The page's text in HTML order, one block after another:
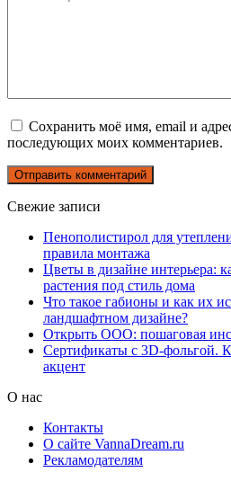
Сохранить моё имя, email и
последующих моих комментариев.
Свежие записи
Пенополистирол для
правила монтажа
Цветы в дизайне интерьера:
растения под стиль дома
Что такое габионы и как их
ландшафтном дизайне?
Открыть ООО: пошаговая
Сертификаты с 3D-фольгой.
акцент
О нас
Контакты
О сайте VannaDream.ru
Рекламодателям